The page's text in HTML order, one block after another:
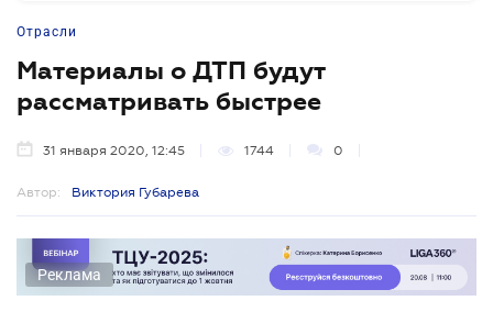
Отрасли
Материалы о ДТП будут
рассматривать быстрее
31 января 2020, 12:45 1744 0
Автор: Виктория Губарева
Реклама